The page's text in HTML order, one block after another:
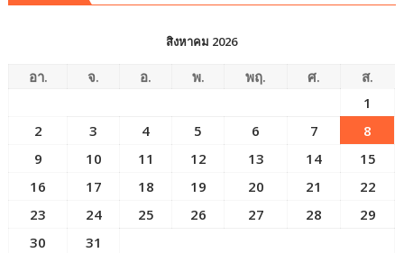
สิงหาคม 2026
อา. จ. อ. พ. พฤ. ศ.
ส.
1
2
3 4 5 6 7
8
9
10 11 12 13 14
15
16
17 18 19 20 21
22
23
24 25 26 27 28
29
30
31